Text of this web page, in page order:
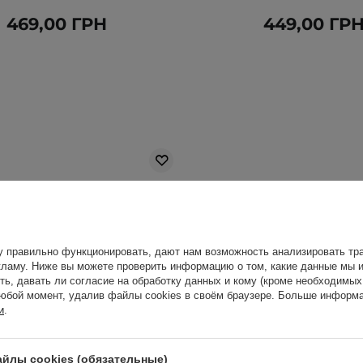
469,00 ГРН 449,00
функционировать, дают нам возможность анализировать
Ниже вы можете проверить информацию о том, какие данные мы
давать ли согласие на обработку данных и кому (кроме
момент, удалив файлы cookies в своём браузере. Больше
.
cookies (обязательные)